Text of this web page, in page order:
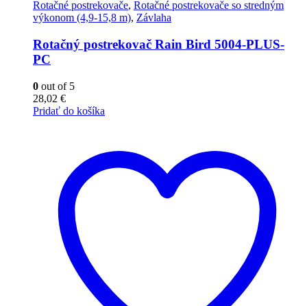
Rotačné postrekovače, Rotačné postrekovače so stredným
výkonom (4,9-15,8 m), Závlaha
Rotačný postrekovač Rain Bird 5004-PLUS-
PC
0 out of 5
28,02 €
Pridať do košíka